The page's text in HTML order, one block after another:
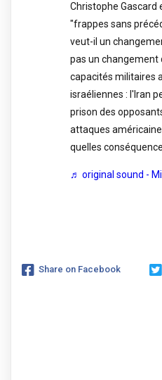
Christophe Gascard
"frappes sans
veut-il un
pas un changement
capacités militaires
israéliennes : l'Iran
prison des
attaques
quelles
♬ original sound -
Share on Facebook